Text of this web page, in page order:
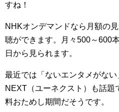
すね！
NHKオンデマンドなら月額の
聴ができます。月々500～600
日から見られます。
最近では「ないエンタメがな
NEXT（ユーネクスト）も話題
料おためし期間だそうです。